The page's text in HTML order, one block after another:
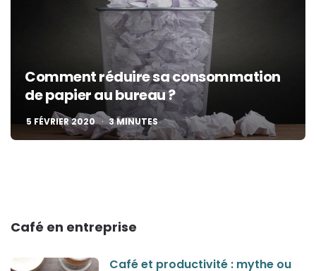
Comment réduire sa consommation
de papier au bureau ?
5 FÉVRIER 2020 3MINUTES
Café en entreprise
Café et productivité : mythe ou